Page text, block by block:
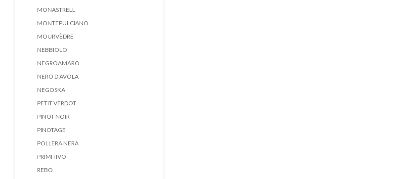
MONASTRELL
MONTEPULCIANO
MOURVÈDRE
NEBBIOLO
NEGROAMARO
NERO D'AVOLA
NEGOSKA
PETIT VERDOT
PINOT NOIR
PINOTAGE
POLLERA NERA
PRIMITIVO
REBO